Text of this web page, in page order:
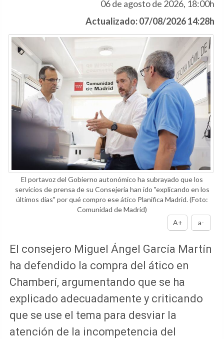
06 de agosto de 2026, 18:00h
Actualizado: 07/08/2026 14:28h
El portavoz del Gobierno autonómico ha subrayado que los
servicios de prensa de su Consejería han ido "explicando en los
últimos días" por qué compro ese ático Planifica Madrid.(Foto:
Comunidad de Madrid)
A+
a-
El consejero Miguel Ángel García Martín
ha defendido la compra del ático en
Chamberí, argumentando que se ha
explicado adecuadamente y criticando
que se use el tema para desviar la
atención de la incompetencia del